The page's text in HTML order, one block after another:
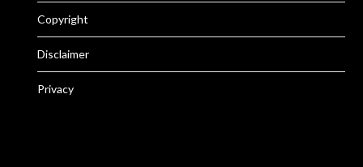
Copyright
Disclaimer
Privacy